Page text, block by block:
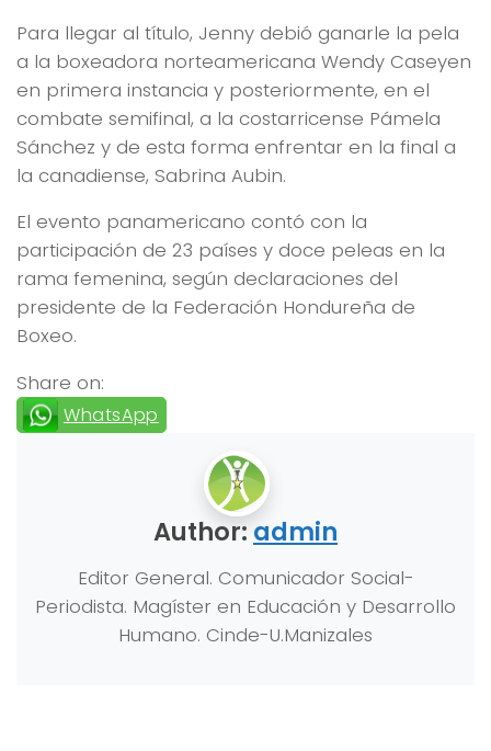
Para llegar al título, Jenny debió ganarle la pela
a la boxeadora norteamericana Wendy Caseyen
en primera instancia y posteriormente, en el
combate semifinal, a la costarricense Pámela
Sánchez y de esta forma enfrentar en la final a
la canadiense, Sabrina Aubin.
El evento panamericano contó con la
participación de 23 países y doce peleas en la
rama femenina, según declaraciones del
presidente de la Federación Hondureña de
Boxeo.
Share on:
WhatsApp
Author:admin
Editor General. Comunicador Social-
Periodista. Magíster en Educación y Desarrollo
Humano. Cinde-U.Manizales